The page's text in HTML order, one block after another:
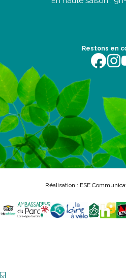
Restons en
https://
Réalisation : ESE